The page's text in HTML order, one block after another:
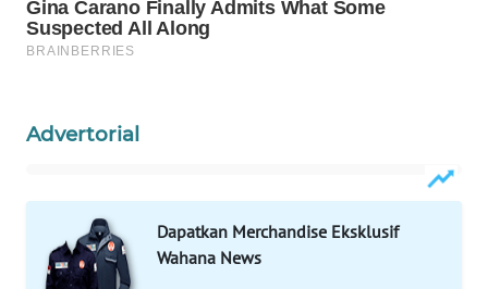
Advertorial
Dapatkan Merchandise Eksklusif
Wahana News
PORTAL
FORWAMKI
FORJASIDA